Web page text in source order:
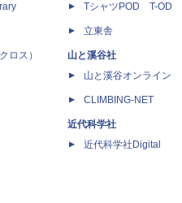
ロス）
TシャツPOD T-OD
立東舎
山と溪谷社
山と溪谷オンライン
CLIMBING-NET
近代科学社
近代科学社Digital